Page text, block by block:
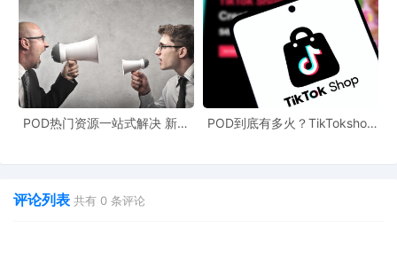
POD热门资源一站式解决 新手
POD到底有多火？TikTokshop
评论列表 共有 0 条评论